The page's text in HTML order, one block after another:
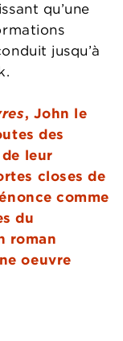
qu’une
jusqu’à
, John le
des
leur
closes de
comme
du
roman
oeuvre